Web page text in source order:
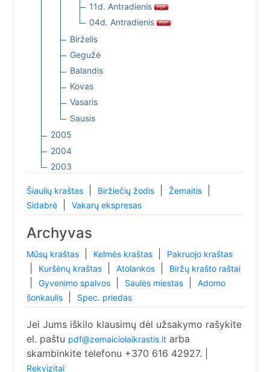
11d. Antradienis
04d. Antradienis
Birželis
Gegužė
Balandis
Kovas
Vasaris
Sausis
2005
2004
2003
Šiaulių kraštas Biržiečių žodis Žemaitis
Sidabrė Vakarų ekspresas
Archyvas
Mūsų kraštas Kelmės kraštas Pakruojo kraštas
Kuršėnų kraštas Atolankos Biržų krašto raštai
Gyvenimo spalvos Saulės miestas
Adomo
šonkaulis
Spec. priedas
Jei Jums iškilo klausimų dėl užsakymo rašykite
el. paštu pdf@zemaiciolaikrastis.lt arba
skambinkite telefonu +370 616 42927. |
Rekvizitai